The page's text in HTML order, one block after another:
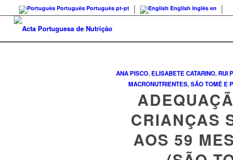
Português Português pt-pt English Inglês en
ANA PISCO, ELISABETE CATARINO, RUI
MACRONUTRIENTES,SÃO TOMÉ E
CRIANÇAS
AOS 59